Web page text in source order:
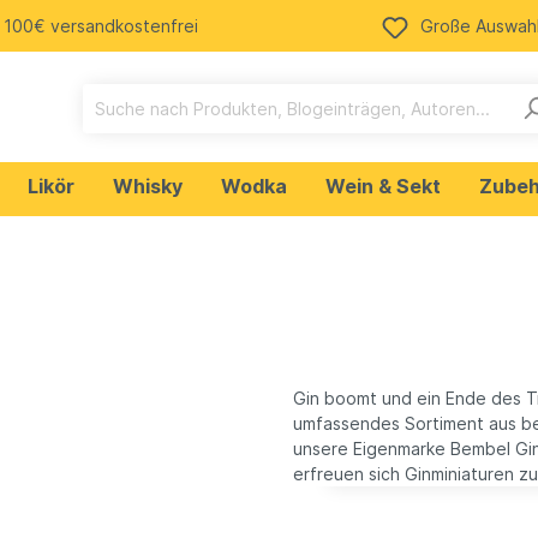
100€ versandkostenfrei Große Auswahl
Likör Whisky Wodka Wein & Sekt
Rum
Bud Spencer &
Gin boomt und ein Ende des
umfassendes Sortiment aus
unsere Eigenmarke Bembel
erfreuen sich Ginminiaturen